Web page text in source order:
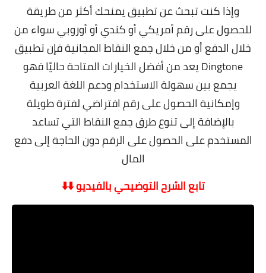
وإذا كنت تبحث عن تطبيق يمنحك أكثر من طريقة
للحصول على رقم أمريكي أو كندي أو أوروبي سواء من
خلال الدفع أو من خلال جمع النقاط المجانية فإن تطبيق
Dingtone يعد من أفضل الخيارات المتاحة حاليًا فهو
يجمع بين سهولة الاستخدام ودعم اللغة العربية
وإمكانية الحصول على رقم افتراضي لفترة طويلة
بالإضافة إلى تنوع طرق جمع النقاط التي تساعد
المستخدم على الحصول على الرقم دون الحاجة إلى دفع
المال
تابع الشرح التوضيحي بالفيديو ⬇️⬇️